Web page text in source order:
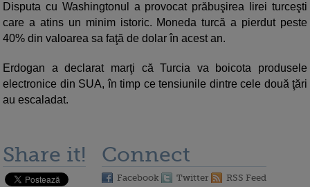
Disputa cu Washingtonul a provocat prăbuşirea lirei turceşti
care a atins un minim istoric. Moneda turcă a pierdut peste
40% din valoarea sa faţă de dolar în acest an.
Erdogan a declarat marţi că Turcia va boicota produsele
electronice din SUA, în timp ce tensiunile dintre cele două ţări
au escaladat.
Share it! Connect
Facebook Twitter RSS Feed